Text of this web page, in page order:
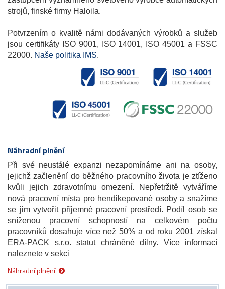
strojů, finské firmy Haloila.
Potvrzením o kvalitě námi dodávaných výrobků a služeb
jsou certifikáty ISO 9001, ISO 14001, ISO 45001 a FSSC
22000. Naše politika IMS.
Náhradní plnění
Při své neustálé expanzi nezapomínáme ani na osoby,
jejichž začlenění do běžného pracovního života je ztíženo
kvůli jejich zdravotnímu omezení. Nepřetržitě vytváříme
nová pracovní místa pro hendikepované osoby a snažíme
se jim vytvořit příjemné pracovní prostředí. Podíl osob se
sníženou pracovní schopností na celkovém počtu
pracovníků dosahuje více než 50% a od roku 2001 získal
ERA-PACK s.r.o. statut chráněné dílny. Více informací
naleznete v sekci
Náhradní plnění